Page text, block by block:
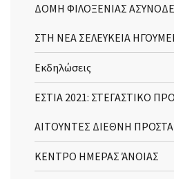
ΔΟΜΗ ΦΙΛΟΞΕΝΙΑΣ
ΣΤΗ ΝΕΑ ΣΕΛΕΥΚΕΙΑ
Εκδηλώσεις
ΕΣΤΙΑ 2021: ΣΤΕΓΑΣΤΙΚΟ
ΑΙΤΟΥΝΤΕΣ ΔΙΕΘΝΗ
ΚΕΝΤΡΟ ΗΜΕΡΑΣ ΆΝΟΙΑΣ